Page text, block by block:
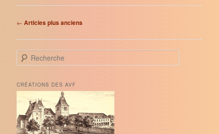
Navigation
articles
← Articles plus anciens
e
h
e
r
h
e
CRÉATIONS DES AVF